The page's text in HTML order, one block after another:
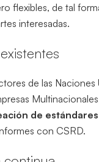
flexibles, de tal
interesadas.
de las Naciones
de
con CSRD.